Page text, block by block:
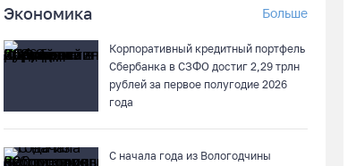
Экономика Больше
Корпоративный кредитный портфель
Сбербанка в СЗФО достиг 2,29 трлн
рублей за первое полугодие 2026
года
С начала года из Вологодчины